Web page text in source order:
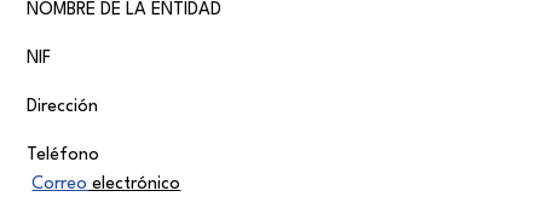
NOMBRE DE LA ENTIDAD
NIF
Dirección
Teléfono
Correo electrónico